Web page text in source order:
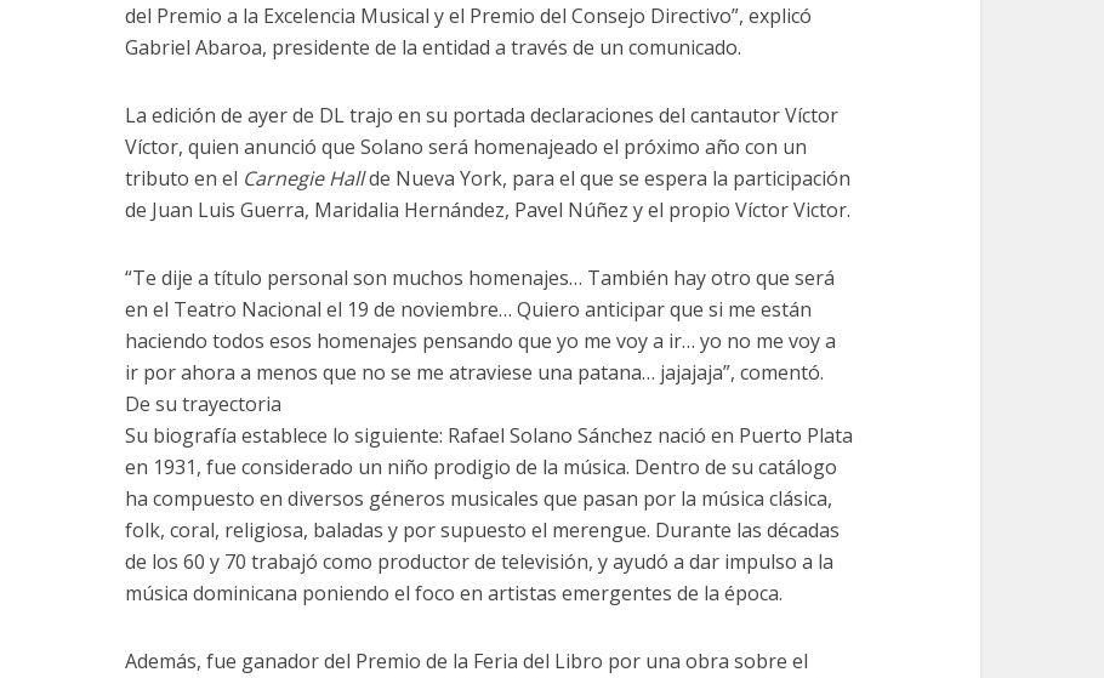
del Premio a la Excelencia Musical y el Premio del Consejo Directivo”, explicó
Gabriel Abaroa, presidente de la entidad a través de un comunicado.
La edición de ayer de DL trajo en su portada declaraciones del cantautor Víctor
Víctor, quien anunció que Solano será homenajeado el próximo año con un
tributo en el Carnegie Hallde Nueva York, para el que se espera la participación
de Juan Luis Guerra, Maridalia Hernández, Pavel Núñez y el propio Víctor Victor.
“Te dije a título personal son muchos homenajes… También hay otro que será
en el Teatro Nacional el 19 de noviembre… Quiero anticipar que si me están
haciendo todos esos homenajes pensando que yo me voy a ir… yo no me voy a
ir por ahora a menos que no se me atraviese una patana… jajajaja”, comentó.
De su trayectoria
Su biografía establece lo siguiente: Rafael Solano Sánchez nació en Puerto Plata
en 1931, fue considerado un niño prodigio de la música. Dentro de su catálogo
ha compuesto en diversos géneros musicales que pasan por la música clásica,
folk, coral, religiosa, baladas y por supuesto el merengue. Durante las décadas
de los 60 y 70 trabajó como productor de televisión, y ayudó a dar impulso a la
música dominicana poniendo el foco en artistas emergentes de la época.
Además, fue ganador del Premio de la Feria del Libro por una obra sobre el